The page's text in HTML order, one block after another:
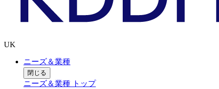
UK
ニーズ＆業種
閉じる
ニーズ＆業種 トップ